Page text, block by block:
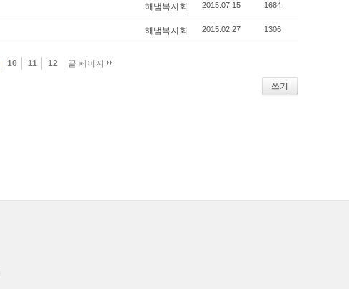
해냄복지회 2015.07.15 1684
해냄복지회 2015.02.27 1306
10 11 12 끝 페이지
쓰기